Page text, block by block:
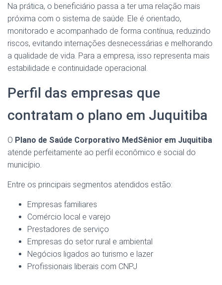
Na prática, o beneficiário passa a ter uma relação mais
próxima com o sistema de saúde. Ele é orientado,
monitorado e acompanhado de forma contínua, reduzindo
riscos, evitando internações desnecessárias e melhorando
a qualidade de vida. Para a empresa, isso representa mais
estabilidade e continuidade operacional.
Perfil das empresas que
contratam o plano em Juquitiba
O Plano de Saúde Corporativo MedSênior em Juquitiba
atende perfeitamente ao perfil econômico e social do
município.
Entre os principais segmentos atendidos estão:
Empresas familiares
Comércio local e varejo
Prestadores de serviço
Empresas do setor rural e ambiental
Negócios ligados ao turismo e lazer
Profissionais liberais com CNPJ